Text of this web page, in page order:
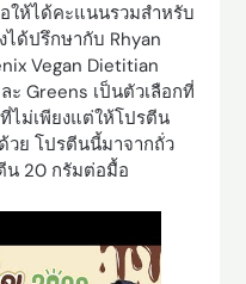
ให้ได้คะแนนรวมสำหรับ
ด้ปรึกษากับ Rhyan
Vegan Dietitian
ะ Greens เป็นตัวเลือกที่
ไม่เพียงแต่ให้โปรตีน
วย โปรตีนนี้มาจากถั่ว
น 20 กรัมต่อมื้อ